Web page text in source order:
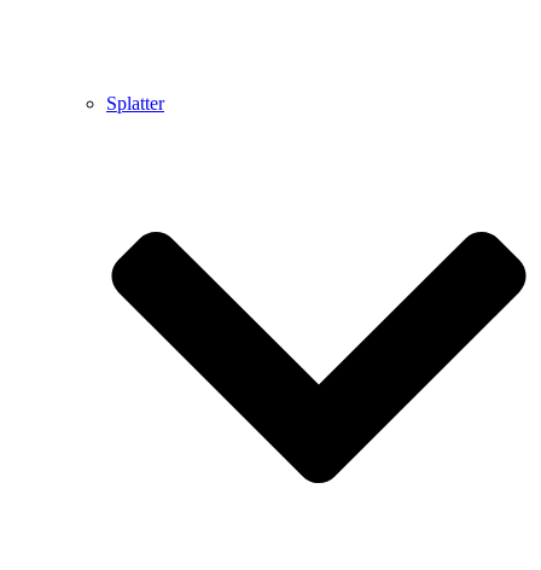
Splatter